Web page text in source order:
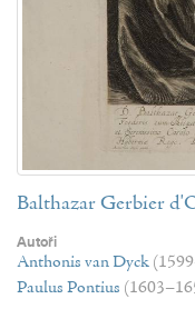
Balthazar Gerbier
Autoři
Anthonis van Dyck
Paulus Pontius